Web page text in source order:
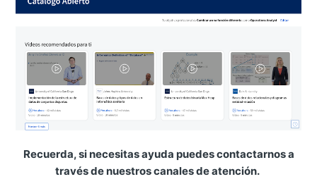
Recuerda, si necesitas ayuda puedes contactarnos a
través de nuestros canales de atención.